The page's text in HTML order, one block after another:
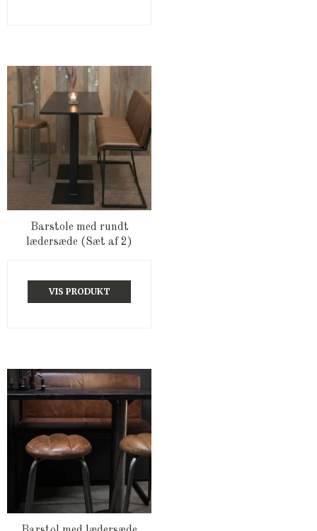
Barstole med rundt
lædersæde (Sæt af 2)
VIS PRODUKT